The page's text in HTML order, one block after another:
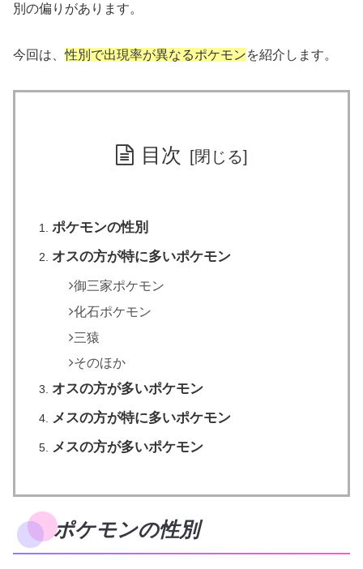
別の偏りがあります。
今回は、性別で出現率が異なるポケモンを紹介します。
目次
ポケモンの性別
オスの方が特に多いポケモン
御三家ポケモン
化石ポケモン
三猿
そのほか
オスの方が多いポケモン
メスの方が特に多いポケモン
メスの方が多いポケモン
ポケモンの性別